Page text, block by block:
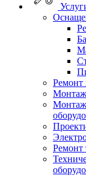
Ремонт
Монтаж
Монтаж
Ремонт